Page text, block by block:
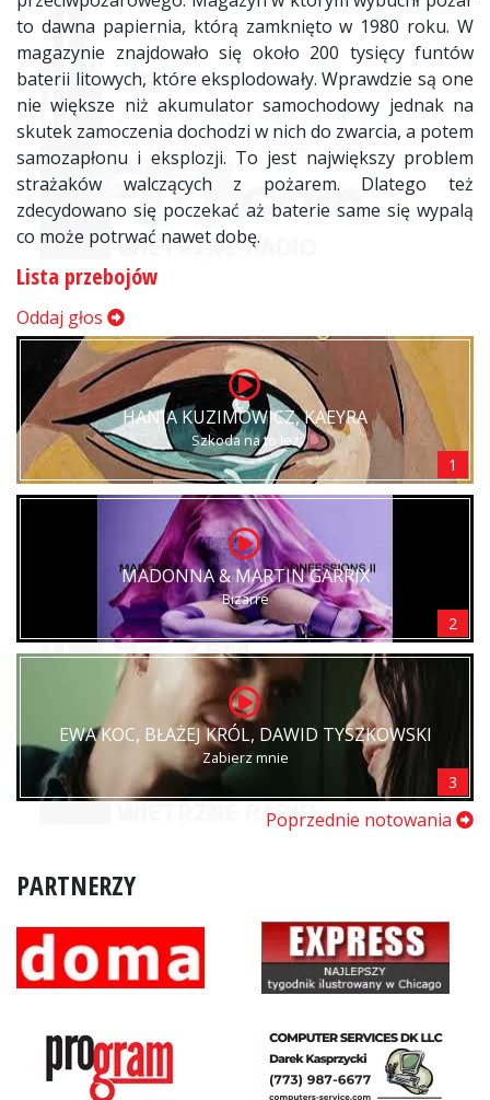
to dawna papiernia, którą zamknięto w 1980 roku. W
magazynie znajdowało się około 200 tysięcy funtów
baterii litowych, które eksplodowały. Wprawdzie są one
nie większe niż akumulator samochodowy jednak na
skutek zamoczenia dochodzi w nich do zwarcia, a potem
samozapłonu i eksplozji. To jest największy problem
strażaków walczących z pożarem. Dlatego też
zdecydowano się poczekać aż baterie same się wypalą
co może potrwać nawet dobę.
Lista przebojów
Oddaj głos
HANIA KUZIMOWICZ, KAEYRA
Szkoda na to łez
1
MADONNA & MARTIN GARRIX
Bizarre
2
EWA KOC, BŁAŻEJ KRÓL, DAWID TYSZKOWSKI
Zabierz mnie
3
Poprzednie notowania
PARTNERZY